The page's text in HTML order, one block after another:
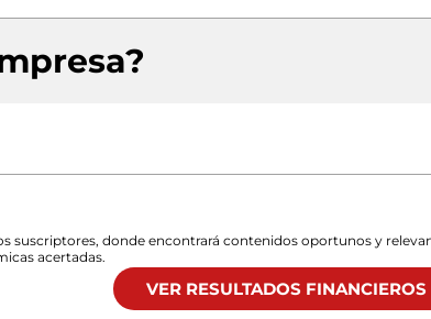
suscriptores, donde encontrará contenidos oportunos y
acertadas.
VER RESULTADOS FINANCIEROS